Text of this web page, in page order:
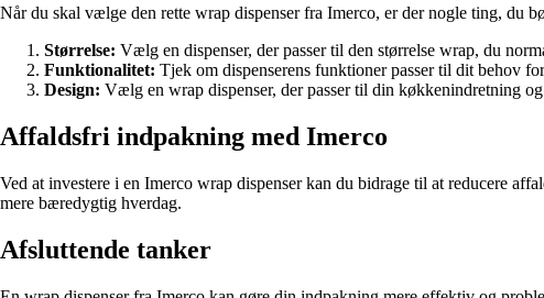
Når du skal vælge den rette wrap dispenser fra Imerco, er der nogle ting, du
Størrelse: Vælg en dispenser, der passer til den størrelse wrap, du
Funktionalitet: Tjek om dispenserens funktioner passer til dit behov
Design: Vælg en wrap dispenser, der passer til din køkkenindretning
Affaldsfri indpakning med Imerco
Ved at investere i en Imerco wrap dispenser kan du bidrage til at reducere
mere bæredygtig hverdag.
Afsluttende tanker